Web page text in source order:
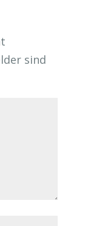
sind